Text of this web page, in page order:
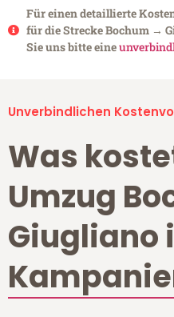
Für einen detaillierte
für die Strecke Bochum →
Sie uns bitte eine
Unverbindlichen
Was
Umzug
Giugliano